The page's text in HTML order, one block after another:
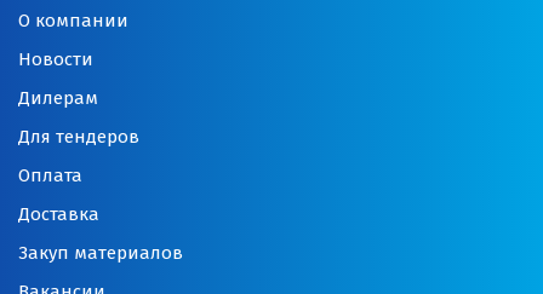
О компании
Новости
Дилерам
Для тендеров
Оплата
Доставка
Закуп материалов